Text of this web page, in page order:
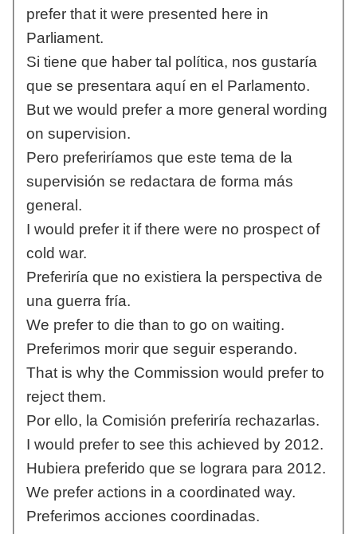
prefer that it were presented here in
Parliament.
Si tiene que haber tal política, nos gustaría
que se presentara aquí en el Parlamento.
But we would prefer a more general wording
on supervision.
Pero preferiríamos que este tema de la
supervisión se redactara de forma más
general.
I would prefer it if there were no prospect of
cold war.
Preferiría que no existiera la perspectiva de
una guerra fría.
We prefer to die than to go on waiting.
Preferimos morir que seguir esperando.
That is why the Commission would prefer to
reject them.
Por ello, la Comisión preferiría rechazarlas.
I would prefer to see this achieved by 2012.
Hubiera preferido que se lograra para 2012.
We prefer actions in a coordinated way.
Preferimos acciones coordinadas.